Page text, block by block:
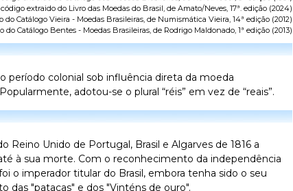
extraido do Livro das Moedas do Brasil, de Amato/Neves, 17ª. edição (2024)
do Catálogo Vieira - Moedas Brasileiras, de Numismática Vieira, 14ª edição (2012)
do Catálogo Bentes - Moedas Brasileiras, de Rodrigo Maldonado, 1ª edição (2013)
período colonial sob influência direta da moeda
adotou-se o plural “réis” em vez de “reais”.
Reino Unido de Portugal, Brasil e Algarves de 1816 a
à sua morte. Com o reconhecimento da independência
o imperador titular do Brasil, embora tenha sido o seu
das "patacas" e dos "Vinténs de ouro".